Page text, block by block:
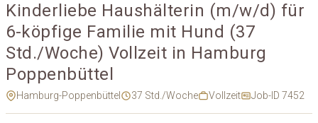
Kinderliebe Haushälterin (m/w/d) für
6-köpfige Familie mit Hund (37
Std./Woche) Vollzeit in Hamburg
Poppenbüttel
Hamburg-Poppenbüttel 37 Std./Woche Vollzeit Job-ID 7452